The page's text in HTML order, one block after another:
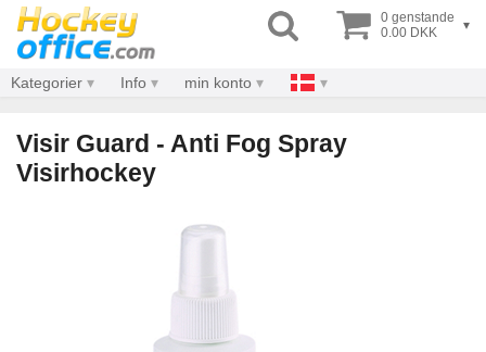
0 genstande
0.00 DKK
▾
Kategorier Info min konto
Visir Guard - Anti Fog Spray
Visirhockey